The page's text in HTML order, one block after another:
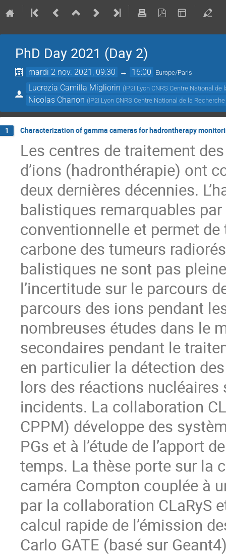
PhD Day 2021 (Day 2)
mardi 2 nov. 2021, 09:30 → 16:00 Europe/Paris
Lucrezia Camilla Migliorin (IP2I Lyon CNRS Centre National
Nicolas Chanon (IP2I Lyon CNRS Centre National de la
1 Characterization of gamma cameras for hadrontherapy
Les centres de traitement
d’ions (hadronthérapie) ont
deux dernières décennies.
balistiques remarquables
conventionnelle et permet
carbone des tumeurs
balistiques ne sont pas
l’incertitude sur le parcours
parcours des ions pendant
nombreuses études dans le
secondaires pendant le
en particulier la détection
lors des réactions
incidents. La collaboration
CPPM) développe des
PGs et à l’étude de l’apport
temps. La thèse porte sur la
caméra Compton couplée à
par la collaboration CLaRyS
calcul rapide de l’émission
Carlo GATE (basé sur